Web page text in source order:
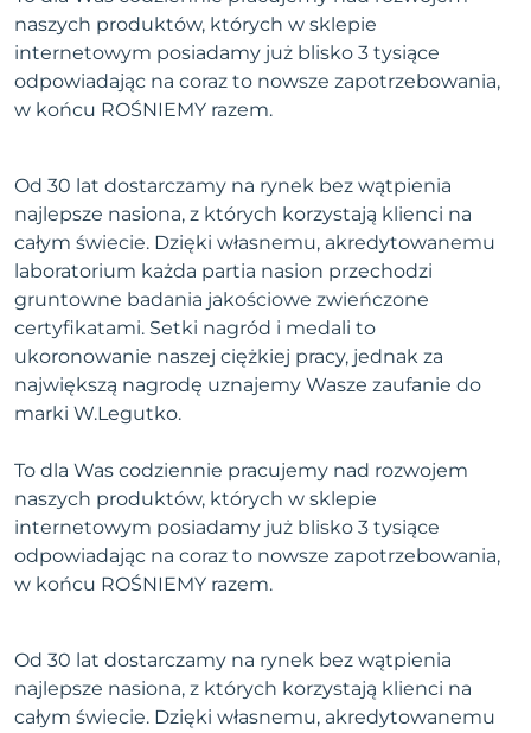
naszych produktów, których w sklepie
internetowym posiadamy już blisko 3 tysiące
odpowiadając na coraz to nowsze zapotrzebowania,
w końcu ROŚNIEMY razem.
Od 30 lat dostarczamy na rynek bez wątpienia
najlepsze nasiona, z których korzystają klienci na
całym świecie. Dzięki własnemu, akredytowanemu
laboratorium każda partia nasion przechodzi
gruntowne badania jakościowe zwieńczone
certyfikatami. Setki nagród i medali to
ukoronowanie naszej ciężkiej pracy, jednak za
największą nagrodę uznajemy Wasze zaufanie do
marki W.Legutko.
To dla Was codziennie pracujemy nad rozwojem
naszych produktów, których w sklepie
internetowym posiadamy już blisko 3 tysiące
odpowiadając na coraz to nowsze zapotrzebowania,
w końcu ROŚNIEMY razem.
Od 30 lat dostarczamy na rynek bez wątpienia
najlepsze nasiona, z których korzystają klienci na
całym świecie. Dzięki własnemu, akredytowanemu